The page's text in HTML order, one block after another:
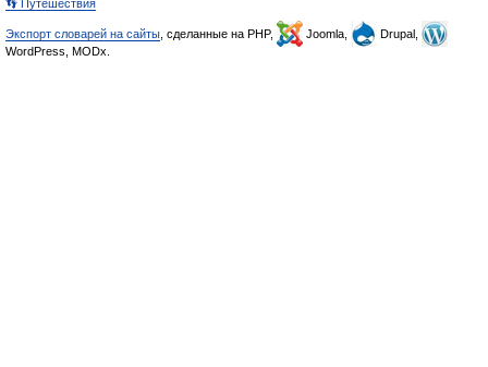
👣 Путешествия
Экспорт словарей на сайты , сделанные на PHP, Joomla,
Drupal,
WordPress, MODx.